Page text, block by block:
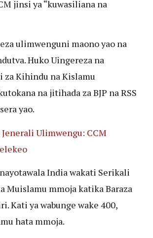
jinsi ya “kuwasiliana na
ulimwenguni maono yao na
Huko Uingereza na
za Kihindu na Kislamu
na jitihada za BJP na RSS
yao.
Jenerali Ulimwengu: CCM
India wakati Serikali
Muislamu mmoja katika Baraza
Kati ya wabunge wake 400,
hata mmoja.